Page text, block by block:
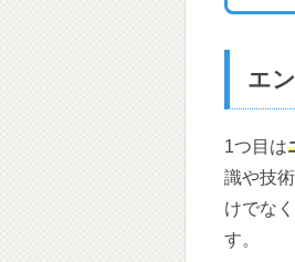
エ
1つ目は
識や技
けでな
す。